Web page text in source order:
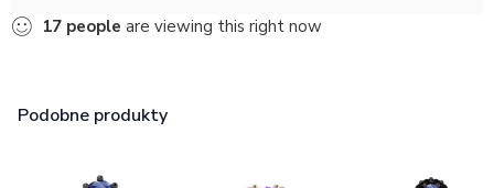
17 people are viewing this right now
Podobne produkty